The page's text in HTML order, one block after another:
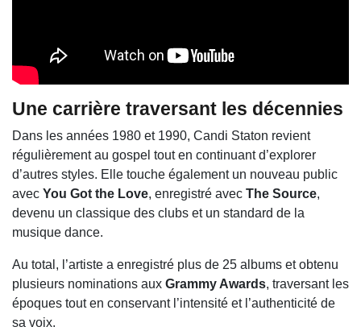
Une carrière traversant les décennies
Dans les années 1980 et 1990, Candi Staton revient
régulièrement au gospel tout en continuant d’explorer
d’autres styles. Elle touche également un nouveau public
avec You Got the Love, enregistré avec The Source,
devenu un classique des clubs et un standard de la
musique dance.
Au total, l’artiste a enregistré plus de 25 albums et obtenu
plusieurs nominations aux Grammy Awards, traversant les
époques tout en conservant l’intensité et l’authenticité de
sa voix.